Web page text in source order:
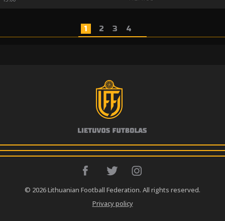
1 2 3 4
© 2026 Lithuanian Football Federation. All rights reserved.
Privacy policy